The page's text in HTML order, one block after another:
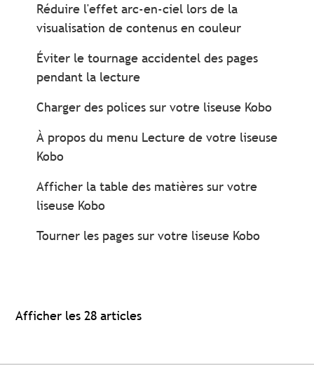
Réduire l'effet arc-en-ciel lors de la
visualisation de contenus en couleur
Éviter le tournage accidentel des pages
pendant la lecture
Charger des polices sur votre liseuse Kobo
À propos du menu Lecture de votre liseuse
Kobo
Afficher la table des matières sur votre
liseuse Kobo
Tourner les pages sur votre liseuse Kobo
Afficher les 28 articles